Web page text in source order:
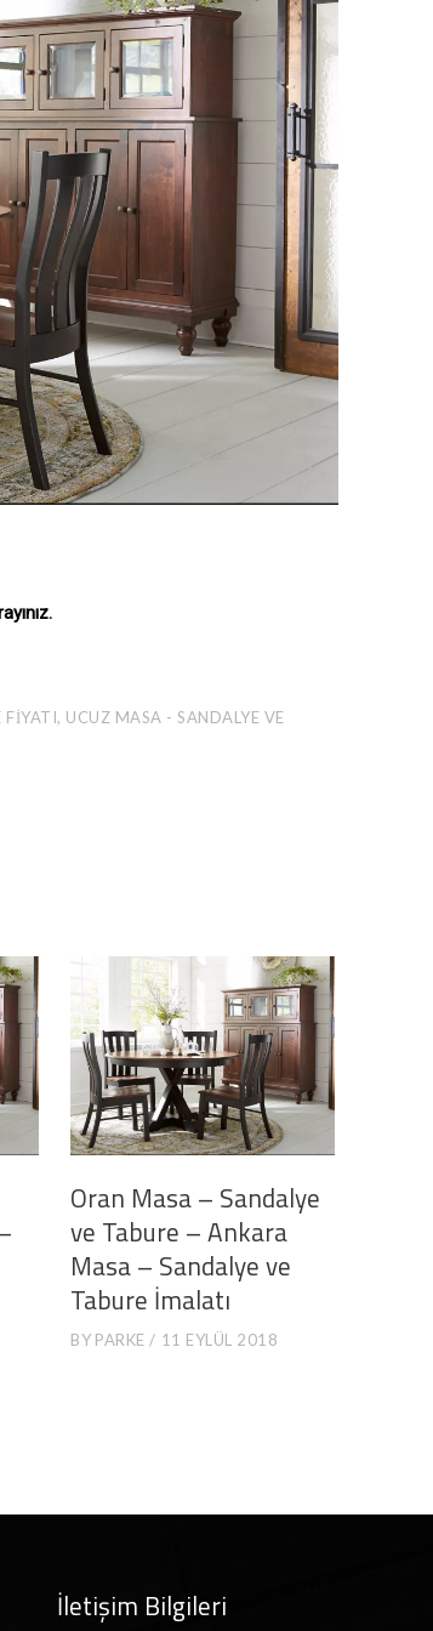
UCUZ MASA - SANDALYE VE
Oran Masa – Sandalye
ve Tabure – Ankara
Masa – Sandalye ve
Tabure İmalatı
BY PARKE 11 EYLÜL 2018
İletişim Bilgileri